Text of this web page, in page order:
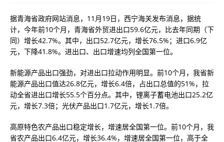
据青海省政府网站消息，11月19日，西宁海关发布消息，据统
计，今年前10个月，青海省外贸进出口59.6亿元，比去年同期（下
同）增长42.7%。其中，出口52.7亿元，增长76.5%；进口6.9亿
元，下降41.8%。进出口、出口增速均列全国第一位。
新能源产品出口强劲，对进出口拉动作用明显。前10个月，我省新
能源产品出口值达26.8亿元，增长6.4倍，占出口总值的51%，拉
动全省进出口增长55.5个百分点。其中，锂离子蓄电池出口25.2亿
元，增长7.3倍；光伏产品出口1.7亿元，增长1.7倍。
高原特色农产品出口稳定增长，增速居全国第一位。前10个月，我
省农产品出口6.4亿元，增长36.4%，增速居全国第一位，高于全